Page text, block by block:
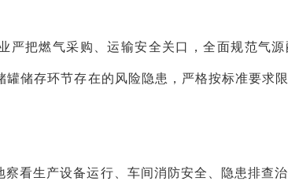
严把燃气采购、运输安全关口，全面规范气
储存环节存在的风险隐患，严格按标准要求
看生产设备运行、车间消防安全、隐患排查